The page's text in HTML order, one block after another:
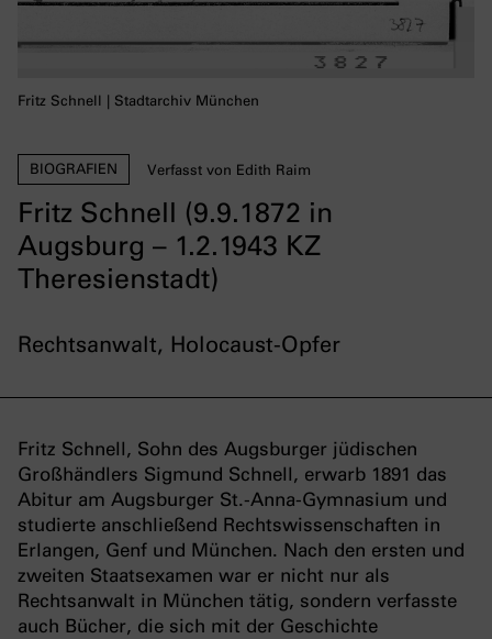
Fritz Schnell (9.9.1872 in
Augsburg – 1.2.1943 KZ
Theresienstadt)
BIOGRAFIEN Verfasst von Edith Raim
Rechtsanwalt, Holocaust-Opfer
Fritz Schnell | Stadtarchiv München
Fritz Schnell, Sohn des Augsburger jüdischen
Großhändlers Sigmund Schnell, erwarb 1891 das
Abitur am Augsburger St.-Anna-Gymnasium und
studierte anschließend Rechtswissenschaften in
Erlangen, Genf und München. Nach den ersten und
zweiten Staatsexamen war er nicht nur als
Rechtsanwalt in München tätig, sondern verfasste
auch Bücher, die sich mit der Geschichte